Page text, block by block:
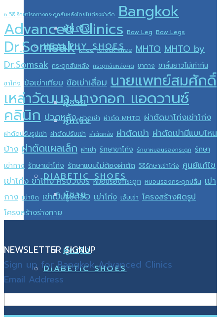
ผู้หญิง
ผู้ชาย
DIABETIC SHOES
ผู้หญิง
HEALTHY SHOES
ผู้หญิง
ผู้ชาย
DIABETIC SHOES
6 วิธี รักษาโรคทางกระดูกสันหลังโดยไม่ต้องผ่าตัด Bangkok
Advanced Clinics Bow Leg Bow Legs
Dr.Somsak knee Knock knee MHTO MHTO by
Dr.Somsak กระดูกสันหลัง กระดูกสันหลังคด ขากาง ขาสั้นยาวไม่เท่ากัน
ขาโก่ง ข้อเข่าเทียม ข้อเข่าเสื่อม นายแพทย์สมศักดิ์
เหล่าวัฒนาบางกอก แอดวานซ์
คลินิก ปวดหลัง ปวดเข่า ผ่าตัด MHTO ผ่าตัดขาโก่งเข่าโก่ง
ผ่าตัดปรับรูปเข่า ผ่าตัดปรับเข่า ผ่าตัดหลัง ผ่าตัดเข่า ผ่าตัดเข่ามีแบบไหน
บ้าง ผ่าตัดแผลเล็ก ผ่าเข่า รักษาขาโก่ง รักษาหมอนรองกระดูก รักษา
เข่ากาง รักษาเข่าโก่ง รักษาแบบไม่ต้องผ่าตัด วิธีรักษาเข่าโก่ง ศูนย์แก้ไข
เข่าโก่ง ขาโก่ง ครบวงจร หมอนรองกระดูก หมอนรองกระดูกปลิ้น เข่า
กาง เข่าชิด เข่าเป็นรูปตัวO เข่าโก่ง เจ็บเข่า โครงสร้างผิดรูป
โครงสร้างร่างกาย
NEWSLETTER SIGNUP
Sign up for Bangkok Advanced Clinics
Email Address